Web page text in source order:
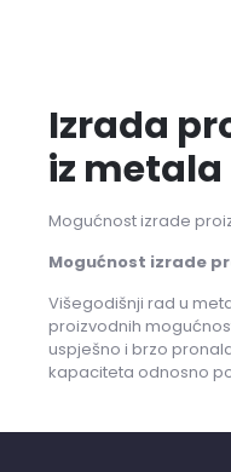
Izrada
iz metala
Mogućnost izrade
Mogućnost izrade
Višegodišnji rad u
proizvodnih
uspješno i brzo
kapaciteta odnosno